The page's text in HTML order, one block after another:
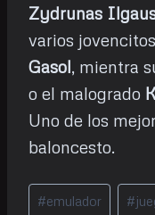
Zydrunas
varios
Gasol, mientra
o el malogrado
Uno de los
baloncesto.
Etiquetas
#emulador #